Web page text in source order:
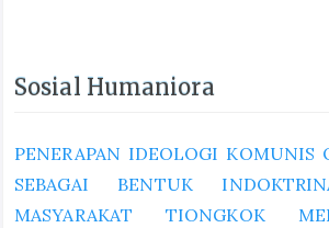
Sosial Humaniora
PENERAPAN IDEOLOGI KOMUNIS
SEBAGAI BENTUK
MASYARAKAT TIONGKOK